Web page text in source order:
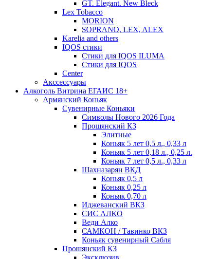
GT. Elegant. New Bleck
Lex Tobacco
MORION
SOPRANO, LEX, ALEX
Karelia and others
IQOS стики
Стики для IQOS ILUMA
Стики для IQOS
Сenter
Акссессуары
Алкоголь Витрина ЕГАИС 18+
Армянский Коньяк
Сувенирные Коньяки
Символы Нового 2026 Года
Прошянский КЗ
Элитные
Коньяк 5 лет 0,5 л., 0,33 л
Коньяк 5 лет 0,18 л., 0,25 л.
Коньяк 7 лет 0,5 л., 0,33 л
Шахназарян ВКД
Коньяк 0,5 л
Коньяк 0,25 л
Коньяк 0,70 л
Иджеванский ВКЗ
СИС АЛКО
Веди Алко
САМКОН / Тавинко ВКЗ
Коньяк сувенирный Сабля
Прошянский КЗ
Эксклюзив